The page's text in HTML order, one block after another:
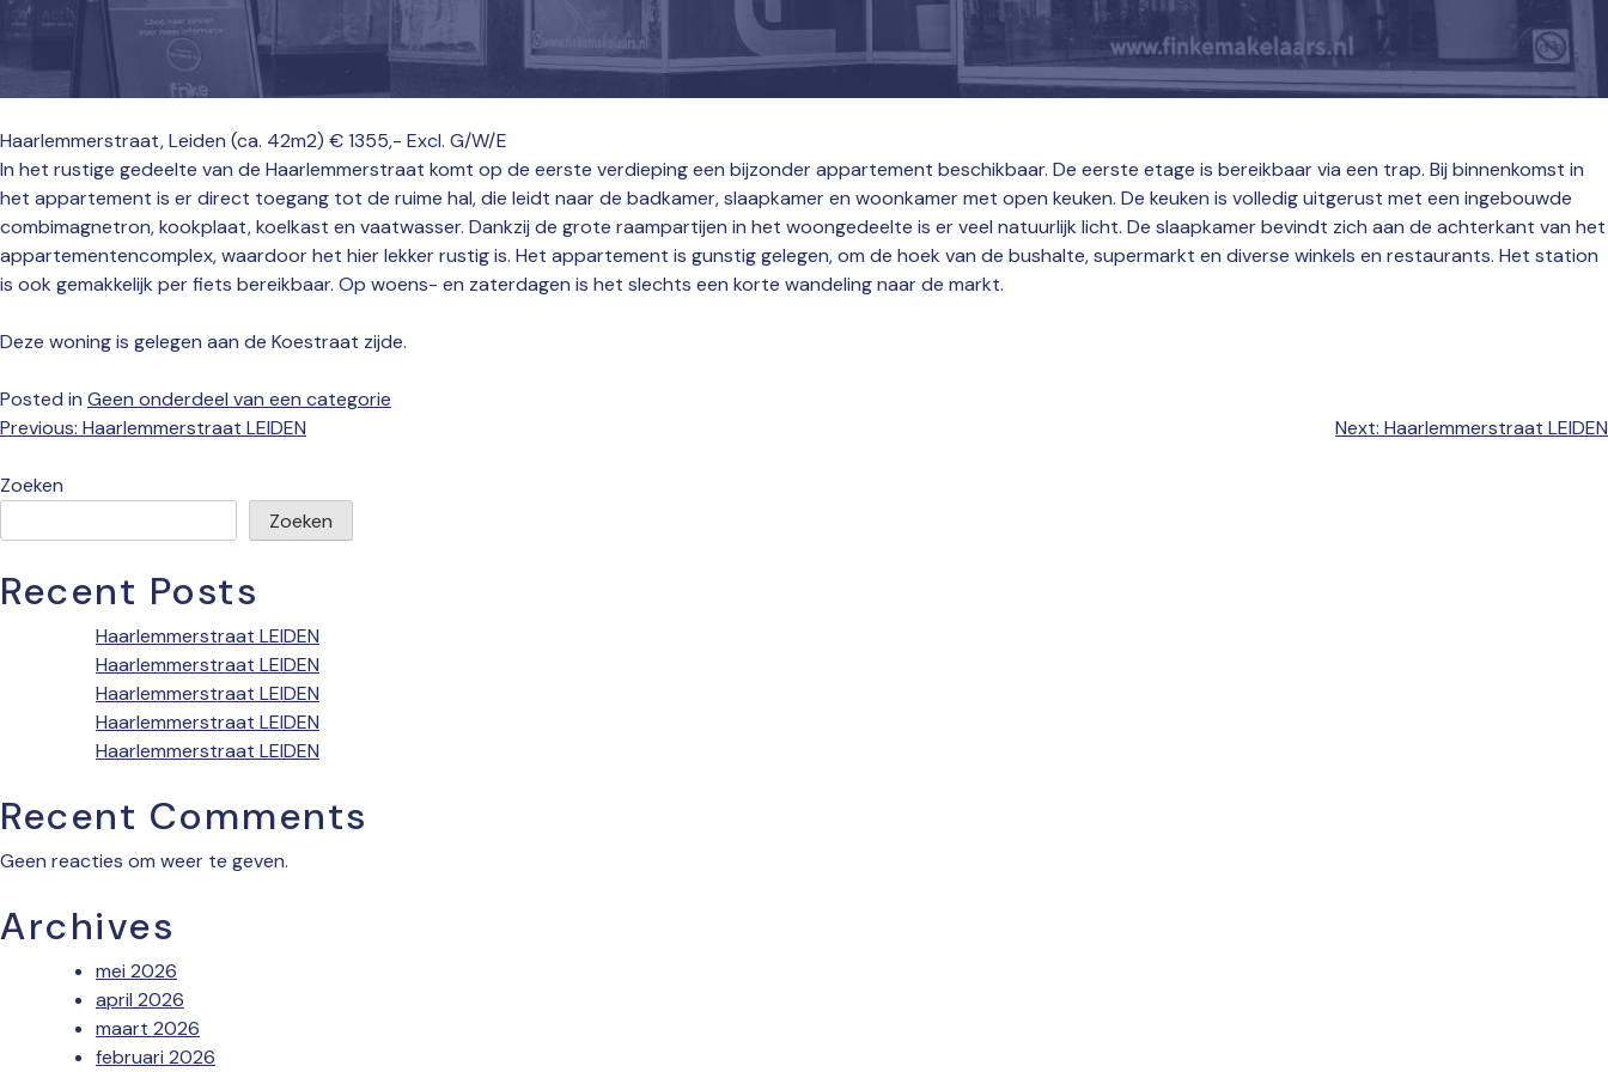
Haarlemmerstraat, Leiden (ca. 42m2) € 1355,- Excl. G/W/E
In het rustige gedeelte van de Haarlemmerstraat komt op de eerste verdieping een bijzonder appartement beschikbaar. De eerste etage is bereikbaar via een trap. Bij binnenkomst in
het appartement is er direct toegang tot de ruime hal, die leidt naar de badkamer, slaapkamer en woonkamer met open keuken. De keuken is volledig uitgerust met een ingebouwde
combimagnetron, kookplaat, koelkast en vaatwasser. Dankzij de grote raampartijen in het woongedeelte is er veel natuurlijk licht. De slaapkamer bevindt zich aan de achterkant van het
appartementencomplex, waardoor het hier lekker rustig is. Het appartement is gunstig gelegen, om de hoek van de bushalte, supermarkt en diverse winkels en restaurants. Het station
is ook gemakkelijk per fiets bereikbaar. Op woens- en zaterdagen is het slechts een korte wandeling naar de markt.
Deze woning is gelegen aan de Koestraat zijde.
Posted in Geen onderdeel van een categorie
Bericht
navigatie
Previous: Haarlemmerstraat LEIDEN Next: Haarlemmerstraat LEIDEN
Zoeken
Zoeken
Recent Posts
Haarlemmerstraat LEIDEN
Haarlemmerstraat LEIDEN
Haarlemmerstraat LEIDEN
Haarlemmerstraat LEIDEN
Haarlemmerstraat LEIDEN
Recent Comments
Geen reacties om weer te geven.
Archives
mei 2026
april 2026
maart 2026
februari 2026